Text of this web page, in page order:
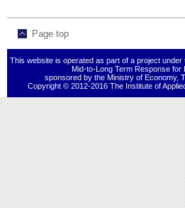
Page top
This website is operated as part of a project
Mid-to-Long Term Response for
sponsored by the Ministry of Economy,
Copyright © 2012-2016 The Institute of